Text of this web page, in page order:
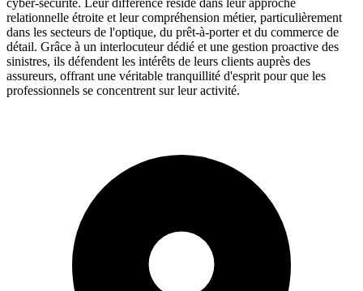
relationnelle étroite et leur compréhension métier, particulièrement
dans les secteurs de l'optique, du prêt-à-porter et du commerce de
détail. Grâce à un interlocuteur dédié et une gestion proactive des
sinistres, ils défendent les intérêts de leurs clients auprès des
assureurs, offrant une véritable tranquillité d'esprit pour que les
professionnels se concentrent sur leur activité.